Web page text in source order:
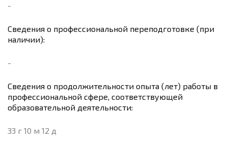
-
Сведения о профессиональной переподготовке (при
наличии):
-
Сведения о продолжительности опыта (лет) работы в
профессиональной сфере, соответствующей
образовательной деятельности:
33 г 10 м 12 д